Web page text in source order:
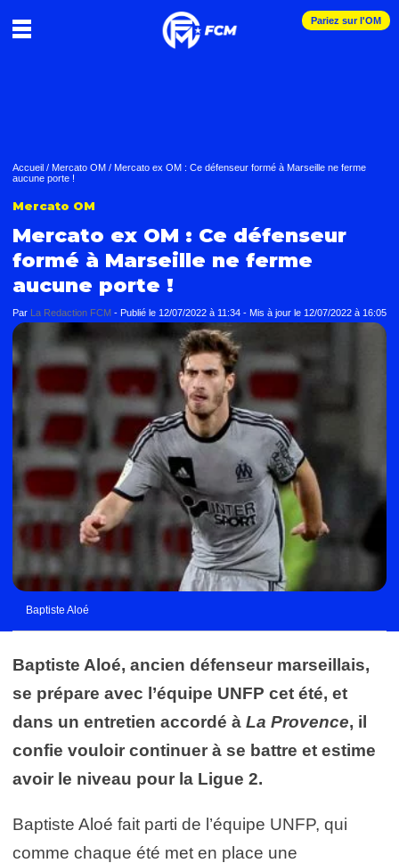
Pariez sur l'OM
Accueil / Mercato OM / Mercato ex OM : Ce défenseur formé à Marseille ne ferme
aucune porte !
Mercato OM
Mercato ex OM : Ce défenseur
formé à Marseille ne ferme
aucune porte !
Par La Redaction FCM - Publié le 12/07/2022 à 11:34 - Mis à jour le 12/07/2022 à 16:05
Baptiste Aloé
Baptiste Aloé, ancien défenseur marseillais,
se prépare avec l’équipe UNFP cet été, et
dans un entretien accordé à La Provence, il
confie vouloir continuer à se battre et estime
avoir le niveau pour la Ligue 2.
Baptiste Aloé fait parti de l’équipe UNFP, qui
comme chaque été met en place une